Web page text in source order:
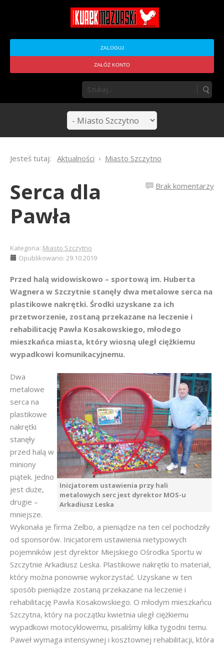
ZALOGUJ
ZAŁÓŻ KONTO
Jesteś tutaj: Aktualności Miasto Szczytno
Brak komentarzy
Serca dla
Pawła
Kategoria: Miasto Szczytno
Opublikowano: 29.10.2019
Przed halą widowiskowo – sportową im. Huberta
Wagnera w Szczytnie stanęły dwa metalowe serca na
plastikowe nakrętki. Środki uzyskane za ich
przetworzenie, zostaną przekazane na leczenie i
rehabilitację Pawła Kosakowskiego, młodego
mieszkańca miasta, który wiosną uległ ciężkiemu
wypadkowi komunikacyjnemu.
Inicjatorem ustawienia przy hali
metalowych serc jest dyrektor MOS-u
Arkadiusz Leska
Dwa
metalowe
serca na
plastikowe
nakrętki
stanęły
przed halą w
miniony
piątek. Jedno
jest duże,
drugie –
mniejsze.
Wykonała je firma Zelbo, a pieniądze na ten cel pochodziły
od sponsorów. Inicjatorem ustawienia nietypowych
pojemników jest dyrektor Miejskiego Ośrodka Sportu w
Szczytnie Arkadiusz Leska. Plastikowe nakrętki to materiał,
który można ponownie wykorzystać. Uzyskane w ten
sposób pieniądze zostaną przekazane na leczenie i
rehabilitację Pawła Kosakowskiego. O młodym mieszkańcu
Szczytna, który na początku kwietnia uległ ciężkiemu
wypadkowi motocyklowemu, pisaliśmy kilka tygodni temu.
Paweł wymaga intensywnej i kosztownej rehabilitacji, która